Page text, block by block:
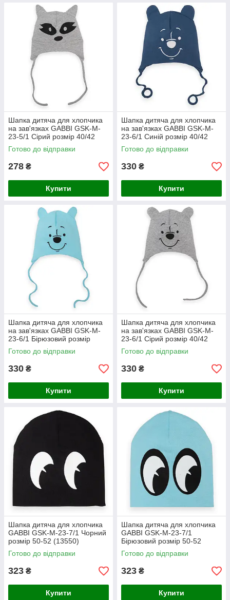
Шапка дитяча для хлопчика
на зав'язках GABBI GSK-M-
23-5/1 Сірий розмір 40/42
(13546)
Готово до відправки
278 ₴
Купити
Шапка дитяча для хлопчика
на зав'язках GABBI GSK-M-
23-6/1 Синій розмір 40/42
(13548)
Готово до відправки
330 ₴
Купити
Шапка дитяча для хлопчика
на зав'язках GABBI GSK-M-
23-6/1 Бірюзовий розмір
40/42 (13548)
Готово до відправки
330 ₴
Купити
Шапка дитяча для хлопчика
на зав'язках GABBI GSK-M-
23-6/1 Сірий розмір 40/42
(13548)
Готово до відправки
330 ₴
Купити
Шапка дитяча для хлопчика
GABBI GSK-M-23-7/1 Чорний
розмір 50-52 (13550)
Готово до відправки
323 ₴
Купити
Шапка дитяча для хлопчика
GABBI GSK-M-23-7/1
Бірюзовий розмір 50-52
(13550)
Готово до відправки
323 ₴
Купити